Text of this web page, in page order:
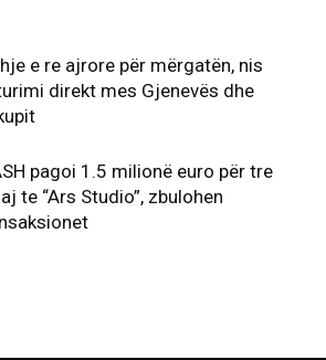
e re ajrore për mërgatën, nis
direkt mes Gjenevës dhe
pagoi 1.5 milionë euro për tre
te “Ars Studio”, zbulohen